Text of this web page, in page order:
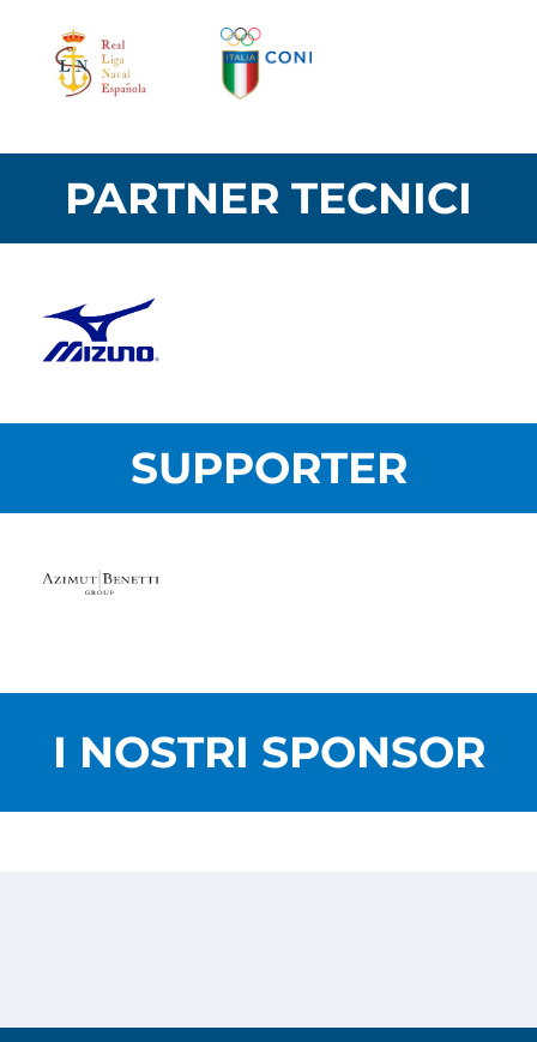
PARTNER TECNICI
SUPPORTER
I NOSTRI SPONSOR